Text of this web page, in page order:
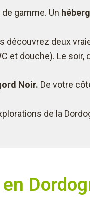
de gamme. Un
découvrez deux
et douche). Le
Noir. De votre
de la